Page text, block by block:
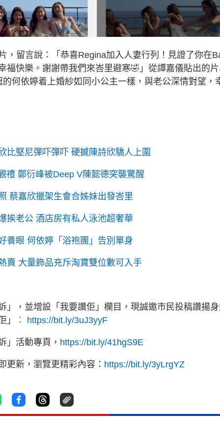
，留言說：「恭喜Regina加入人妻行列！見證了你在
福快樂。謝謝帶我們來峇里避寒🤣」從譚嘉儀貼出的
何依婷着上婚紗如同小公主一樣，與老公深情對望，
比堅尼彈吓彈吓 硬撼陳詩欣驕人上圍
禮 鄭衍峰被Deep V陳懿德突襲驚醒
蔡嘉欣擸架生會合姊妹出發峇里
挨老公 酒店房有私人泳池超奢華
養眼 何依婷「浴袍團」告別單身
賣 大量飾品充斥淘寶雙位數可入手
」，並增設「我要讚佢」欄目，現誠邀市民投稿讚揚
」︰ https://bit.ly/3uJ3yyF
」活動專頁， https://bit.ly/41hgS9E
更新，瀏覽更精彩內容： https://bit.ly/3yLrgYZ